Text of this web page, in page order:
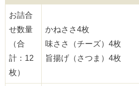
お詰合
せ数量
（合
計：12
枚）
かねささ4枚
味ささ（チーズ）4枚
旨揚げ（さつま）4枚